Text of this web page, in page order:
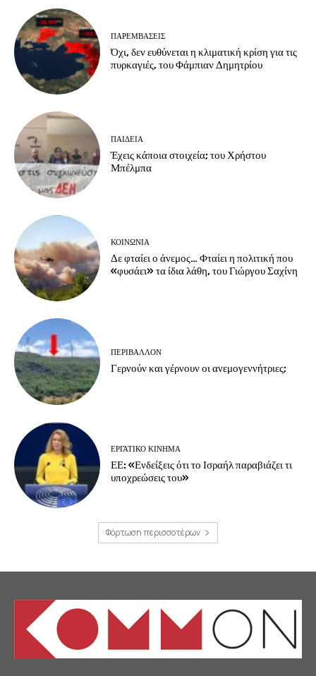
ΠΑΡΕΜΒΑΣΕΙΣ
Όχι, δεν ευθύνεται η κλιματική κρίση για τις
πυρκαγιές, του Φάμπιαν Δημητρίου
ΠΑΙΔΕΙΑ
Έχεις κάποια στοιχεία; του Χρήστου
Μπέλμπα
ΚΟΙΝΩΝΙΑ
Δε φταίει ο άνεμος… Φταίει η πολιτική που
«φυσάει» τα ίδια λάθη, του Γιώργου Σαχίνη
ΠΕΡΙΒΆΛΛΟΝ
Γερνούν και γέρνουν οι ανεμογεννήτριες;
ΕΡΓΑΤΙΚΟ ΚΙΝΗΜΑ
ΕΕ: «Ενδείξεις ότι το Ισραήλ παραβιάζει τι
υποχρεώσεις του»
Φόρτωση περισσοτέρων